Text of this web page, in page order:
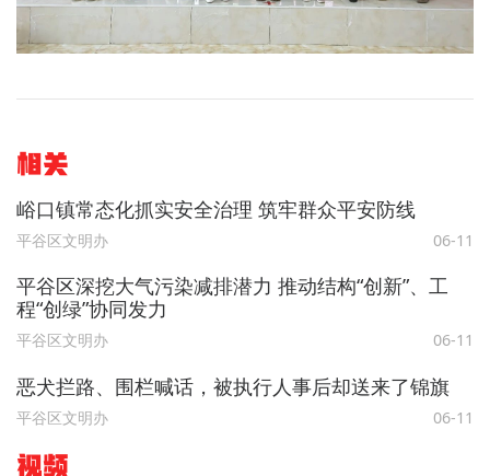
相关
峪口镇常态化抓实安全治理 筑牢群众平安防线
平谷区文明办 06-11
平谷区深挖大气污染减排潜力 推动结构“创新”、工
程“创绿”协同发力
平谷区文明办 06-11
恶犬拦路、围栏喊话，被执行人事后却送来了锦旗
平谷区文明办 06-11
视频